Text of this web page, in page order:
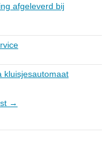
afgeleverd bij
kluisjesautomaat
→